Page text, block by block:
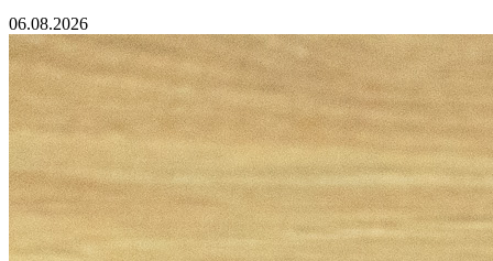
06.08.2026